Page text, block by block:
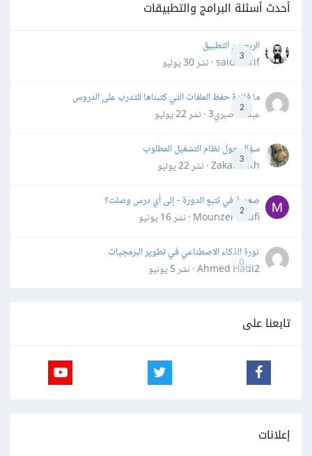
أحدث أسئلة البرامج والتطبيقات
3
الربح من التطبيق
said darif · نشر
30 يوليو
2
ما فائدة حفظ الملفات التي كتبناها للتدرب على الدروس
عبدالله صبري3 · نشر
22 يوليو
3
سؤال حول نظام التشغيل المطلوب
Zakaria Kh · نشر
22 يوليو
2
صعوبة في تتبع الدورة - إلى أي درس وصلت؟
Mounzer Soufi · نشر
16 يونيو
0
ثورة الذكاء الاصطناعي في تطوير البرمجيات
Ahmed Hadi2 · نشر
5 يونيو
تابعنا على
إعلانات